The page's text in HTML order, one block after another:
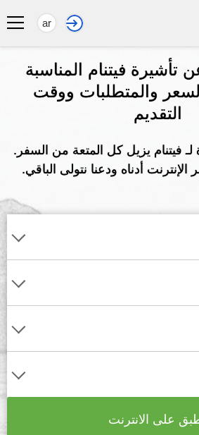
ar
تأشيرة فيتنام المناسبة
والمتطلبات ووقت
التقديم
فيتنام يزيل كل المتعة من السفر.
أدناه ودعنا نتولى الباقي.
على الانترنت